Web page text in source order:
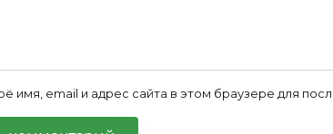
имя, email и адрес сайта в этом браузере для